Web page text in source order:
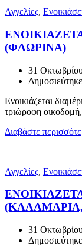
Αγγελίες,
(ΦΛΩΡΙΝΑ)
31
Ενοικιάζεται
τριώροφη
Διαβάστε
Αγγελίες,
31